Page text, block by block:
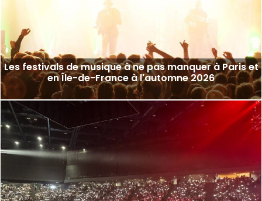
Les festivals de musique à ne pas manquer à Paris et
en Île-de-France à l'automne 2026